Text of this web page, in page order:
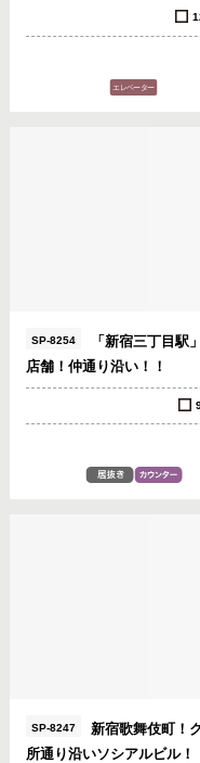
SP-8254
「新宿三丁目駅
店舗！仲通り沿い！！
SP-8247
新宿歌舞伎町！
所通り沿いソシアルビル！